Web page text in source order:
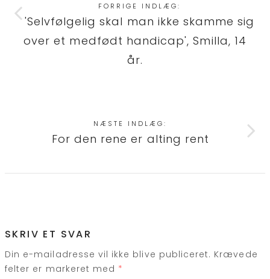
FORRIGE INDLÆG:
'Selvfølgelig skal man ikke skamme sig
over et medfødt handicap', Smilla, 14
år.
NÆSTE INDLÆG:
For den rene er alting rent
SKRIV ET SVAR
Din e-mailadresse vil ikke blive publiceret. Krævede
felter er markeret med *